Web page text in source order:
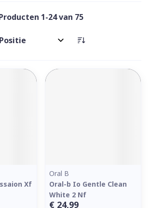
1-24van 75
Sorteer op:
Xf
Oral B
Oral-b Io Gentle Clean
White 2 Nf
€ 24,99